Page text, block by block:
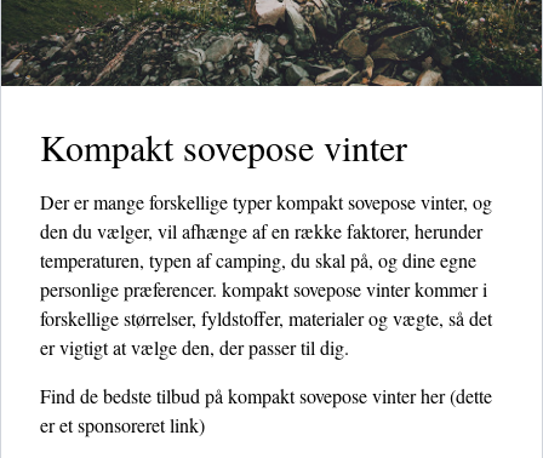
Kompakt sovepose vinter
Der er mange forskellige typer kompakt sovepose vinter, og
den du vælger, vil afhænge af en række faktorer, herunder
temperaturen, typen af ​​camping, du skal på, og dine egne
personlige præferencer. kompakt sovepose vinter kommer i
forskellige størrelser, fyldstoffer, materialer og vægte, så det
er vigtigt at vælge den, der passer til dig.
Find de bedste tilbud på kompakt sovepose vinter her(dette
er et sponsoreret link)